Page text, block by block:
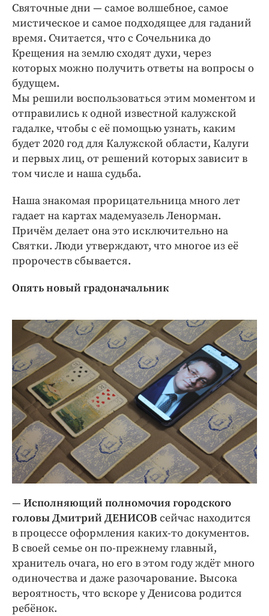
Издания
Медиаперсона
Интересное чтиво
Клиника года
Бренд года
Работодатель года
Святочные дни — ​самое волшебное, самое
мистическое и самое подходящее для гаданий
время. Считается, что с Сочельника до
Крещения на землю сходят духи, через
которых можно получить ответы на вопросы о
будущем.
Мы решили воспользоваться этим моментом и
отправились к одной известной калужской
гадалке, чтобы с её помощью узнать, каким
будет 2020 год для Калужской области, Калуги
и первых лиц, от решений которых зависит в
том числе и наша судьба.
Наша знакомая прорицательница много лет
гадает на картах мадемуазель Ленорман.
Причём делает она это исключительно на
Святки. Люди утверждают, что многое из её
пророчеств сбывается.
Опять новый градоначальник
— Исполняющий полномочия городского
головы Дмитрий ДЕНИСОВ сейчас находится
в процессе оформления каких-то документов.
В своей семье он по-прежнему главный,
хранитель очага, но его в этом году ждёт много
одиночества и даже разочарование. Высока
вероятность, что вскоре у Денисова родится
ребёнок.